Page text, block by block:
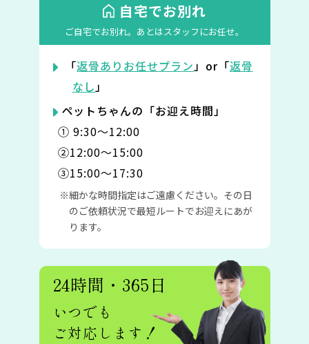
自宅でお別れ
ご自宅でお別れ。 あとはスタッフにお任せ。
「返骨ありお任せプラン」or「返骨
なし」
ペットちゃんの「お迎え時間」
① 9:30〜12:00
②12:00〜15:00
③15:00〜17:30
細かな時間指定はご遠慮ください。その日
のご依頼状況で最短ルートでお迎えにあが
ります。
24時間・365日
いつでも
ご対応します！